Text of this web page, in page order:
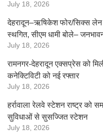
July 18, 2026
देहरादून–ऋषिकेश फोर/सिक्स लेन
स्थगित, सीएम धामी बोले–
July 18, 2026
रामनगर-देहरादून एक्सप्रेस को
कनेक्टिविटी को नई रफ्तार
July 18, 2026
हर्रावाला रेलवे स्टेशन राष्ट्र को
सुविधाओं से सुसज्जित स्टेशन
July 18, 2026